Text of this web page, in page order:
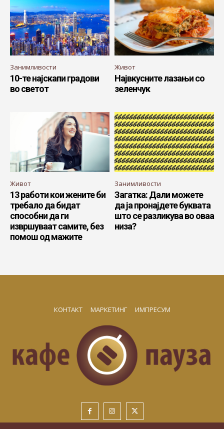
Занимливости
10-те најскапи градови
во светот
Живот
Највкусните лазањи со
зеленчук
Живот
13 работи кои жените би
требало да бидат
способни да ги
извршуваат самите, без
помош од мажите
Занимливости
Загатка: Дали можете
да ја пронајдете буквата
што се разликува во оваа
низа?
КОНТАКТ МАРКЕТИНГ ИМПРЕСУМ